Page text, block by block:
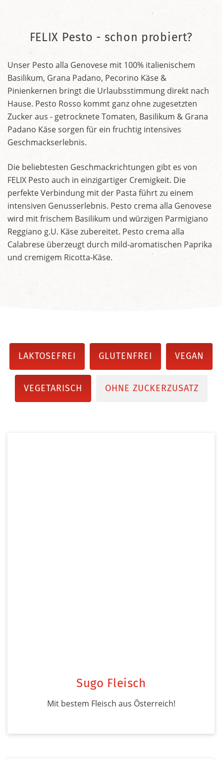
FELIX Pesto - schon probiert?
Unser Pesto alla Genovese mit 100% italienischem
Basilikum, Grana Padano, Pecorino Käse &
Pinienkernen bringt die Urlaubsstimmung direkt nach
Hause. Pesto Rosso kommt ganz ohne zugesetzten
Zucker aus - getrocknete Tomaten, Basilikum & Grana
Padano Käse sorgen für ein fruchtig intensives
Geschmackserlebnis.
Die beliebtesten Geschmackrichtungen gibt es von
FELIX Pesto auch in einzigartiger Cremigkeit. Die
perfekte Verbindung mit der Pasta führt zu einem
intensiven Genusserlebnis. Pesto crema alla Genovese
wird mit frischem Basilikum und würzigen Parmigiano
Reggiano g.U. Käse zubereitet. Pesto crema alla
Calabrese überzeugt durch mild-aromatischen Paprika
und cremigem Ricotta-Käse.
LAKTOSEFREI GLUTENFREI VEGAN
VEGETARISCH OHNE ZUCKERZUSATZ
Sugo Fleisch
Mit bestem Fleisch aus Österreich!